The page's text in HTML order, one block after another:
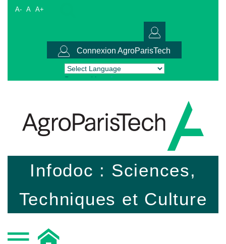
A- A A+
Connexion AgroParisTech
Powered by Translate
Infodoc : Sciences,
Techniques et Culture